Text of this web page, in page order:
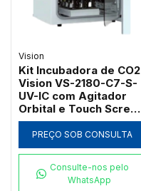
Vision
Kit Incubadora de CO2
Vision VS-2180-C7-S-
UV-IC com Agitador
Orbital e Touch Screen
180L
PREÇO SOB CONSULTA
Consulte-nos pelo
WhatsApp